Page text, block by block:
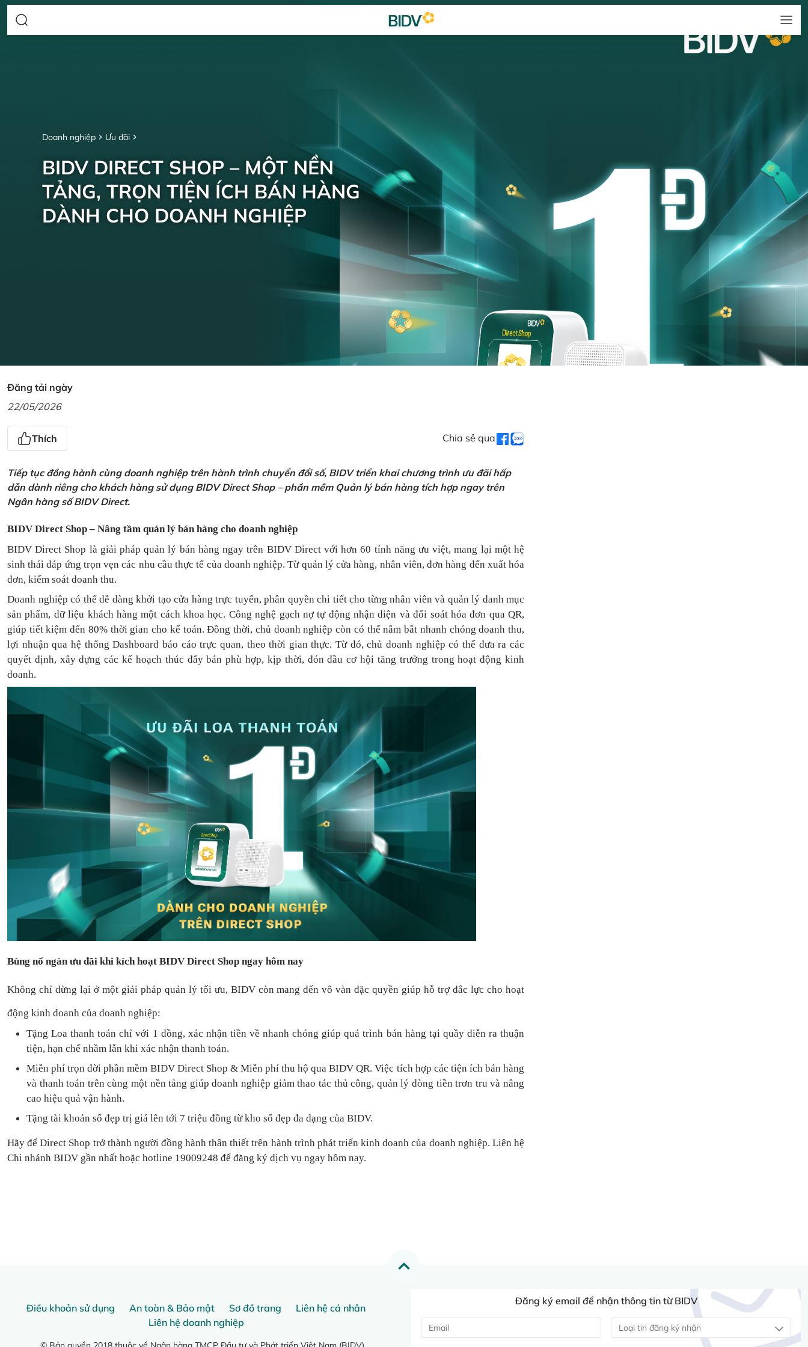
Doanh nghiệp Ưu đãi
BIDV DIRECT SHOP – MỘT NỀN
TẢNG, TRỌN TIỆN ÍCH BÁN HÀNG
DÀNH CHO DOANH NGHIỆP
Đăng tải ngày
22/05/2026
Thích Chia sẻ qua
Tiếp tục đồng hành cùng doanh nghiệp trên hành trình chuyển đổi số, BIDV triển khai chương trình ưu đãi hấp
dẫn dành riêng cho khách hàng sử dụng BIDV Direct Shop – phần mềm Quản lý bán hàng tích hợp ngay trên
Ngân hàng số BIDV Direct.
BIDV Direct Shop – Nâng tầm quản lý bán hàng cho doanh nghiệp
BIDV Direct Shop là giải pháp quản lý bán hàng ngay trên BIDV Direct với hơn 60 tính năng ưu việt, mang lại một hệ
sinh thái đáp ứng trọn vẹn các nhu cầu thực tế của doanh nghiệp. Từ quản lý cửa hàng, nhân viên, đơn hàng đến xuất hóa
đơn, kiểm soát doanh thu.
Doanh nghiệp có thể dễ dàng khởi tạo cửa hàng trực tuyến, phân quyền chi tiết cho từng nhân viên và quản lý danh mục
sản phẩm, dữ liệu khách hàng một cách khoa học. Công nghệ gạch nợ tự động nhận diện và đối soát hóa đơn qua QR,
giúp tiết kiệm đến 80% thời gian cho kế toán. Đồng thời, chủ doanh nghiệp còn có thể nắm bắt nhanh chóng doanh thu,
lợi nhuận qua hệ thống Dashboard báo cáo trực quan, theo thời gian thực. Từ đó, chủ doanh nghiệpcó thể đưara các
quyết định, xây dựng các kế hoạch thúc đẩy bán phù hợp, kịp thời, đón đầu cơ hội tăng trưởng trong hoạt động kinh
doanh.
Bùng nổ ngàn ưu đãi khi kích hoạt BIDV Direct Shop ngay hôm nay
Không chỉ dừng lại ở một giải pháp quản lý tối ưu, BIDV còn mang đến vô vàn đặc quyền giúp hỗ trợ đắc lực cho hoạt
động kinh doanh của doanh nghiệp:
Tặng Loa thanh toánchỉ với 1 đồng,xác nhận tiền về nhanh chóng giúp quá trình bán hàng tại quầy diễn ra thuận
tiện, hạn chế nhầm lẫn khi xác nhận thanh toán.
Miễn phí trọn đờiphần mềm BIDV Direct Shop & Miễn phí thu hộ qua BIDV QR.Việc tích hợp các tiện ích bán hàng
và thanh toán trên cùng một nền tảng giúp doanh nghiệp giảm thao tác thủ công, quản lý dòng tiền trơn tru và nâng
cao hiệu quả vận hành.
Tặng tài khoản số đẹp trị giá lên tới 7 triệu đồng từ kho số đẹp đa dạng của BIDV.
Hãy để Direct Shop trở thành người đồng hành thân thiết trên hành trình phát triển kinh doanh của doanh nghiệp. Liên hệ
Chi nhánh BIDV gần nhất hoặc hotline 19009248 để đăng ký dịch vụ ngay hôm nay.
Điều khoản sử dụng An toàn & Bảo mật Sơ đồ trang
Liên hệ cá nhân
Liên hệ doanh nghiệp
Đăng ký email để nhận thông tin từ BIDV
Loại tin đăng ký nhận